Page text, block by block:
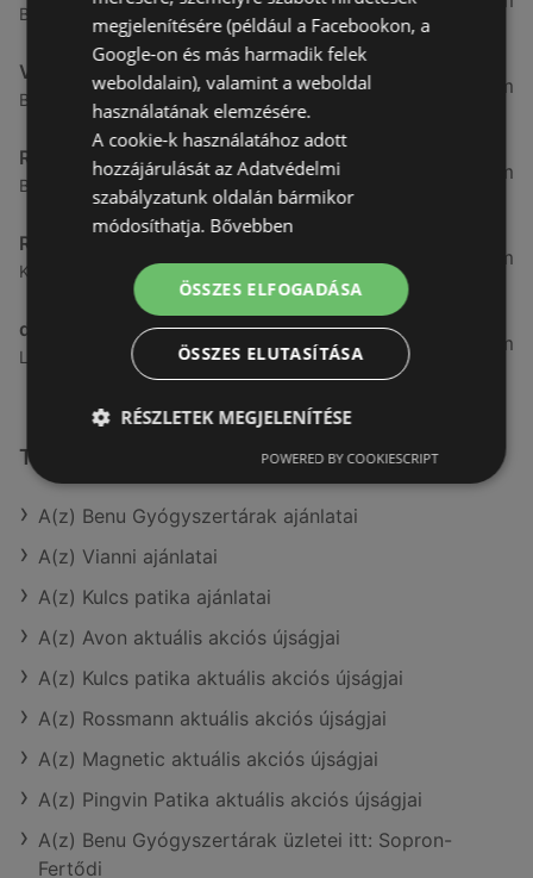
Besenyő u. 23, 9400 Sopron
Vianni
Bánfalvi út 14., 9400 Sopron
3,57 km
Rossmann
Bánfalvi út 6-8., 9400 Sopron
3,83 km
Rossmann
Kodály Zoltán tér 16. 16., 9400 Sopron
4,19 km
dm
Lackner Kristóf u. 35, 9400, 9400 Sopron
4,44 km
További linkek
A(z) Benu Gyógyszertárak ajánlatai
A(z) Vianni ajánlatai
A(z) Kulcs patika ajánlatai
A(z) Avon aktuális akciós újságjai
A(z) Kulcs patika aktuális akciós újságjai
A(z) Rossmann aktuális akciós újságjai
A(z) Magnetic aktuális akciós újságjai
A(z) Pingvin Patika aktuális akciós újságjai
A(z) Benu Gyógyszertárak üzletei itt: Sopron-
Fertődi
megjelenítésére (például a Facebookon, a
Google-on és más harmadik felek
weboldalain), valamint a weboldal
használatának elemzésére.
A cookie-k használatához adott
hozzájárulását az Adatvédelmi
szabályzatunk oldalán bármikor
módosíthatja. Bővebben
ÖSSZES ELFOGADÁSA
ÖSSZES ELUTASÍTÁSA
RÉSZLETEK MEGJELENÍTÉSE
POWERED BY COOKIESCRIPT